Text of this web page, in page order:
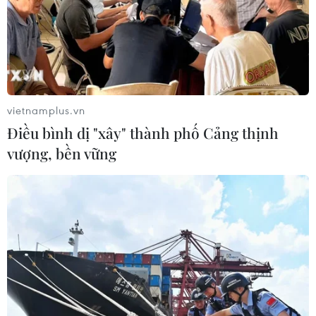
thương hiệu SJC lùi về ngưỡng 142,2
triệu đồng
07/08/2026 02:21
Xem thêm
Tổng Biên tập: TRẦN TIẾN DUẨN
Phó Tổng Biên tập: NGUYỄN THỊ TÁM, KHÚC THANH
THỦY
vietnamplus.vn
Điều bình dị "xây" thành phố Cảng thịnh
vượng, bền vững